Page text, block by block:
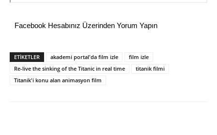
Facebook Hesabınız Üzerinden Yorum Yapın
ETİKETLER akademi portal'da film izle
film izle
Re-live the sinking of the Titanic in real time
titanik filmi
Titanik'i konu alan animasyon film